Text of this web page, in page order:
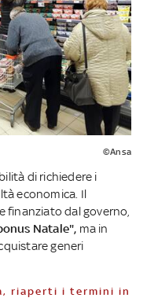
©Ansa
di richiedere i
economica. Il
finanziato dal governo,
Natale", ma in
generi